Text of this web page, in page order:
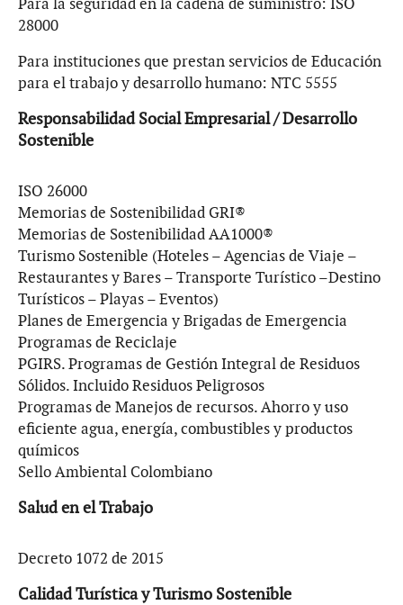
28000
Para instituciones que prestan servicios de Educación
para el trabajo y desarrollo humano: NTC 5555
Responsabilidad Social Empresarial / Desarrollo
Sostenible
ISO 26000
Memorias de Sostenibilidad GRI®
Memorias de Sostenibilidad AA1000®
Turismo Sostenible (Hoteles – Agencias de Viaje –
Restaurantes y Bares – Transporte Turístico –Destino
Turísticos – Playas – Eventos)
Planes de Emergencia y Brigadas de Emergencia
Programas de Reciclaje
PGIRS. Programas de Gestión Integral de Residuos
Sólidos. Incluido Residuos Peligrosos
Programas de Manejos de recursos. Ahorro y uso
eficiente agua, energía, combustibles y productos
químicos
Sello Ambiental Colombiano
Salud en el Trabajo
Decreto 1072 de 2015
Calidad Turística y Turismo Sostenible